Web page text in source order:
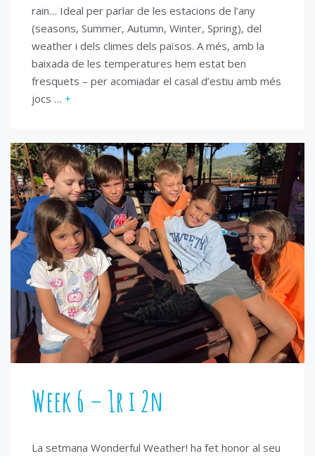
rain… Ideal per parlar de les estacions de l’any
(seasons, Summer, Autumn, Winter, Spring), del
weather i dels climes dels països. A més, amb la
baixada de les temperatures hem estat ben
fresquets – per acomiadar el casal d’estiu amb més
jocs … +
Week 6 – 1r i 2n
La setmana Wonderful Weather! ha fet honor al seu